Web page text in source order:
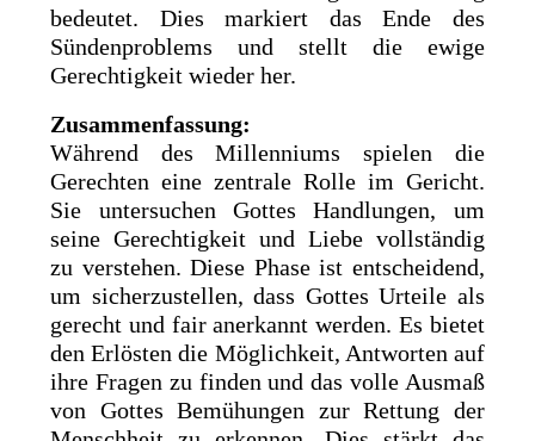
bedeutet. Dies markiert das Ende des
Sündenproblems und stellt die ewige
Gerechtigkeit wieder her.
Zusammenfassung:
Während des Millenniums spielen die
Gerechten eine zentrale Rolle im Gericht.
Sie untersuchen Gottes Handlungen, um
seine Gerechtigkeit und Liebe vollständig
zu verstehen. Diese Phase ist entscheidend,
um sicherzustellen, dass Gottes Urteile als
gerecht und fair anerkannt werden. Es bietet
den Erlösten die Möglichkeit, Antworten auf
ihre Fragen zu finden und das volle Ausmaß
von Gottes Bemühungen zur Rettung der